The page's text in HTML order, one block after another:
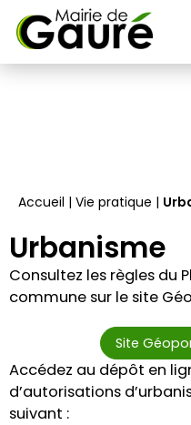
Aller
au
contenu
Accueil | Vie pratique |
Urbanisme
Consultez les règles du
commune sur le site
Site
Accédez au dépôt en
d’autorisations
suivant :